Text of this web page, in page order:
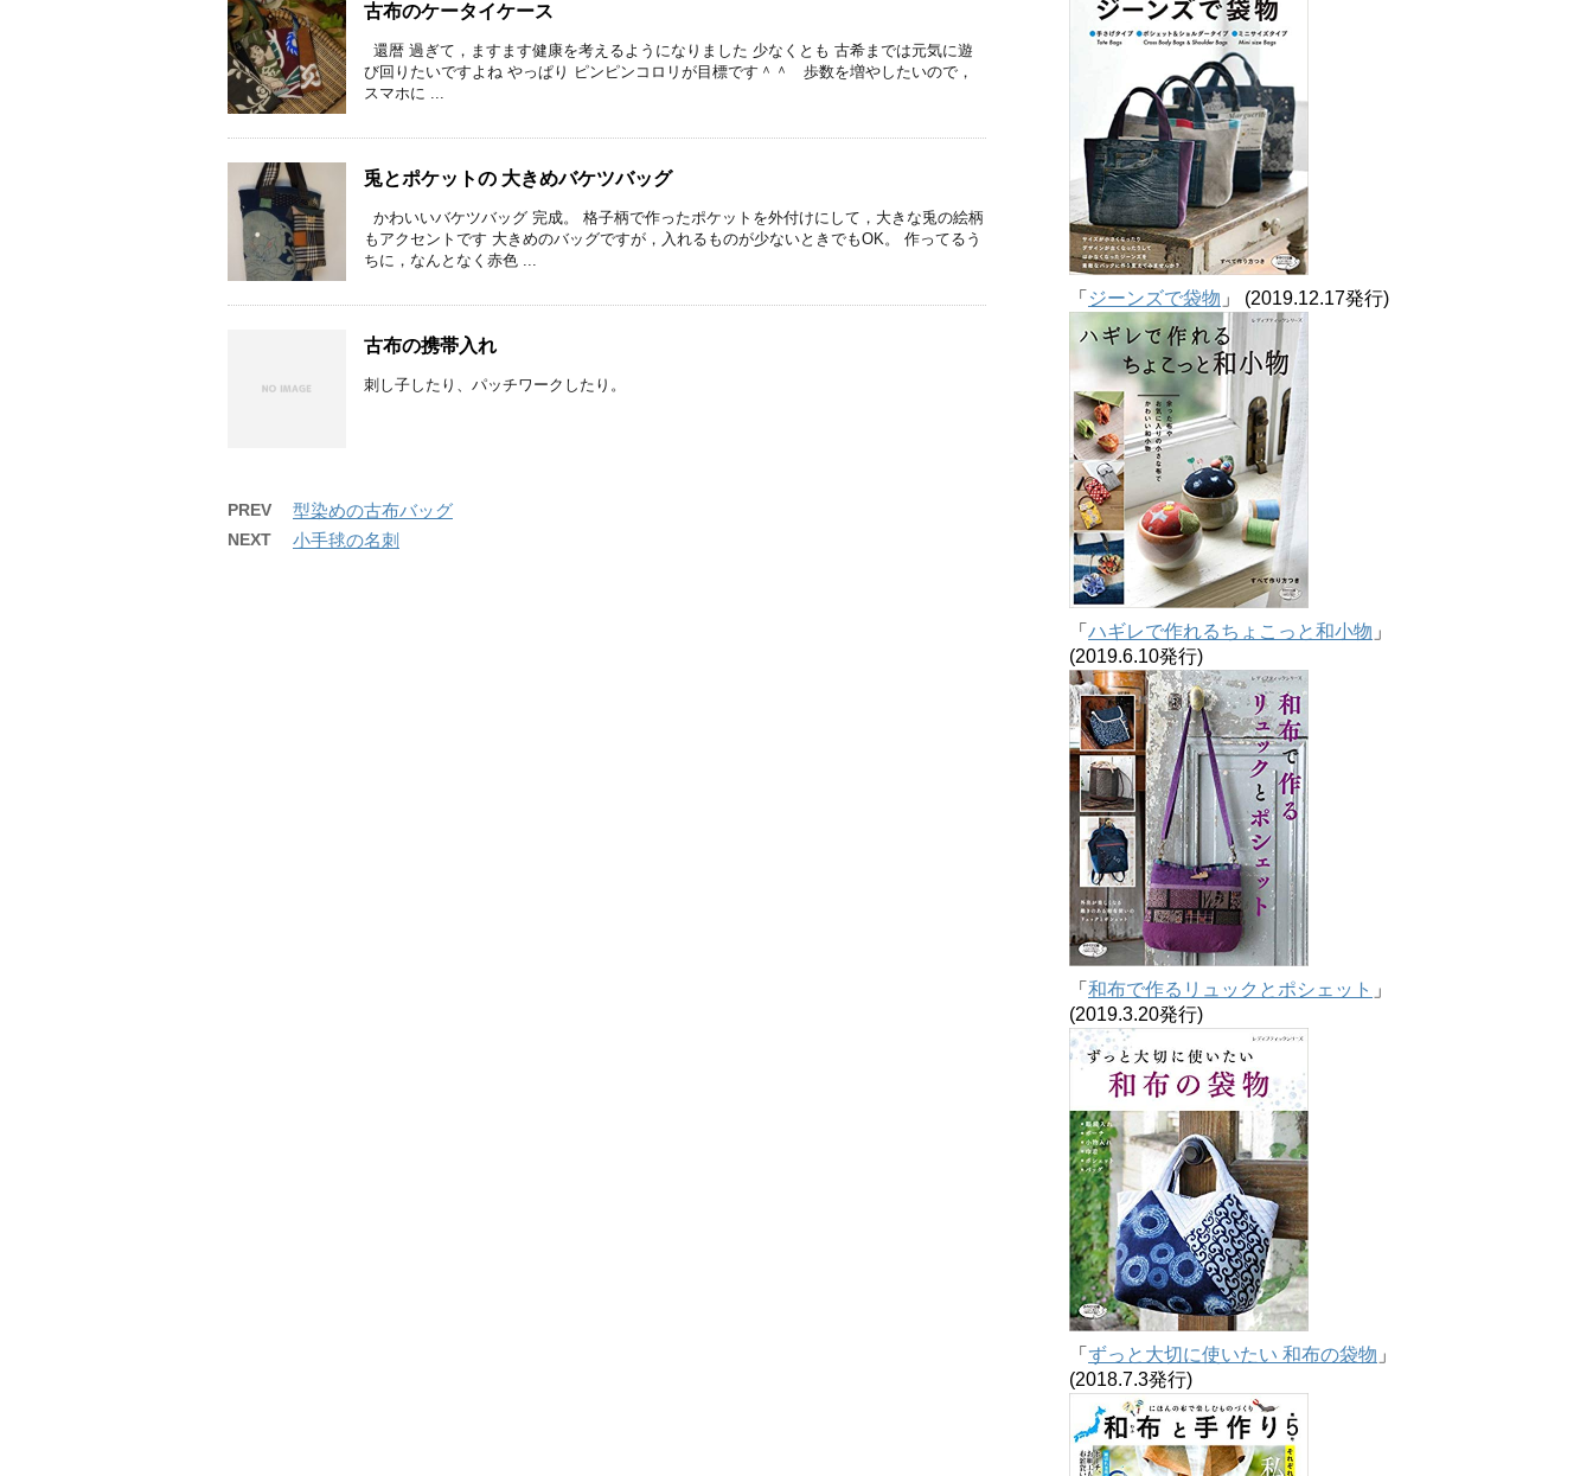
古布のケータイケース
還暦 過ぎて，ますます健康を考えるようになりました 少なくとも 古希までは元気に遊
び回りたいですよね やっぱり ピンピンコロリが目標です＾＾ 歩数を増やしたいので，
スマホに ...
兎とポケットの 大きめバケツバッグ
かわいいバケツバッグ 完成。 格子柄で作ったポケットを外付けにして，大きな兎の絵柄
もアクセントです 大きめのバッグですが，入れるものが少ないときでもOK。 作ってるう
ちに，なんとなく赤色 ...
古布の携帯入れ
刺し子したり、パッチワークしたり。
PREV 型染めの古布バッグ
NEXT 小手毬の名刺
「 ジーンズで袋物 」 (2019.12.17発行)
「 ハギレで作れるちょこっと和小物 」
(2019.6.10発行)
「 和布で作るリュックとポシェット 」
(2019.3.20発行)
「 ずっと大切に使いたい 和布の袋物 」
(2018.7.3発行)